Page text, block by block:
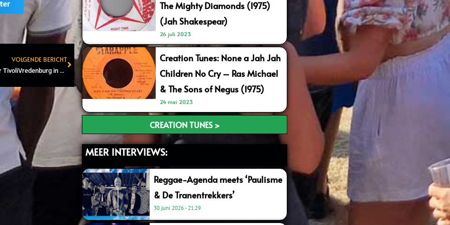
VOLGENDE BERICHT
‘King of Fire’ Capleton naar TivoliVredenburg in Utrecht Next
The Mighty Diamonds (1975)
(Jah Shakespear)
26 juli 2023
Creation Tunes: None a Jah Jah
Children No Cry – Ras Michael
& The Sons of Negus (1975)
24 mei 2023
CREATION TUNES >
MEER INTERVIEWS:
Reggae-Agenda meets ‘Paulisme
& De Tranentrekkers’
30 juni 2026 21:29